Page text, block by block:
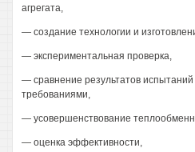
агрегата,
— создание технологии и
— экспериментальная проверка,
— сравнение результатов
требованиями,
— усовершенствование
— оценка эффективности,